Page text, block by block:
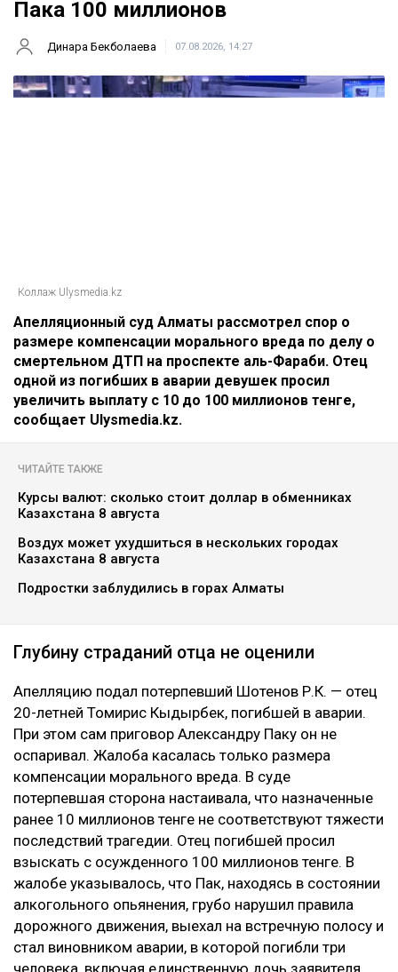
Пака 100 миллионов
Динара Бекболаева 07.08.2026, 14:27
Коллаж Ulysmedia.kz
Апелляционный суд Алматы рассмотрел спор о
размере компенсации морального вреда по делу о
смертельном ДТП на проспекте аль-Фараби. Отец
одной из погибших в аварии девушек просил
увеличить выплату с 10 до 100 миллионов тенге,
сообщает Ulysmedia.kz.
ЧИТАЙТЕ ТАКЖЕ
Курсы валют: сколько стоит доллар в обменниках
Казахстана 8 августа
Воздух может ухудшиться в нескольких городах
Казахстана 8 августа
Подростки заблудились в горах Алматы
Глубину страданий отца не оценили
Апелляцию подал потерпевший Шотенов Р.К. — отец
20-летней Томирис Кыдырбек, погибшей в аварии.
При этом сам приговор Александру Паку он не
оспаривал. Жалоба касалась только размера
компенсации морального вреда. В суде
потерпевшая сторона настаивала, что назначенные
ранее 10 миллионов тенге не соответствуют тяжести
последствий трагедии. Отец погибшей просил
взыскать с осужденного 100 миллионов тенге. В
жалобе указывалось, что Пак, находясь в состоянии
алкогольного опьянения, грубо нарушил правила
дорожного движения, выехал на встречную полосу и
стал виновником аварии, в которой погибли три